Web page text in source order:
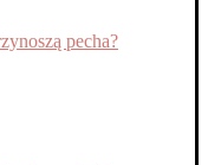
pecha?